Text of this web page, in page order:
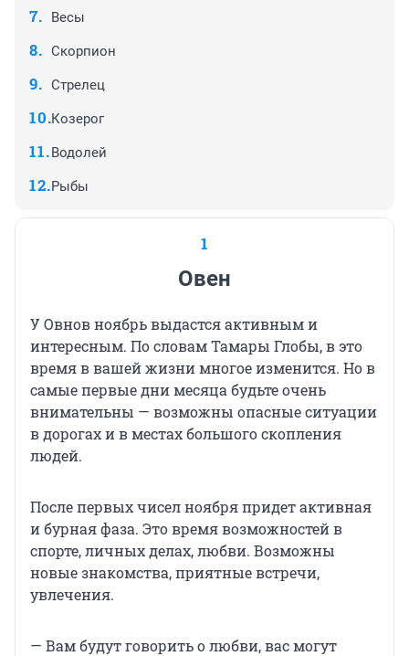
Весы
Скорпион
Стрелец
Козерог
Водолей
Рыбы
1
Овен
У Овнов ноябрь выдастся активным и
интересным. По словам Тамары Глобы, в это
время в вашей жизни многое изменится. Но в
самые первые дни месяца будьте очень
внимательны — возможны опасные ситуации
в дорогах и в местах большого скопления
людей.
После первых чисел ноября придет активная
и бурная фаза. Это время возможностей в
спорте, личных делах, любви. Возможны
новые знакомства, приятные встречи,
увлечения.
— Вам будут говорить о любви, вас могут